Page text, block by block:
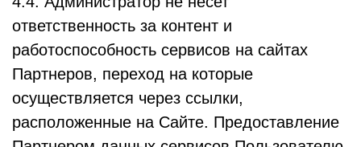
ответственность за контент и
работоспособность сервисов на сайтах
Партнеров, переход на которые
осуществляется через ссылки,
расположенные на Сайте. Предоставление